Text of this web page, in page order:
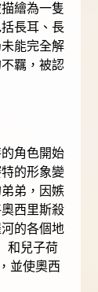
繪為一隻
長耳、長
能完全解
羈，被認
角色開始
的形象變
弟，因嫉
西里斯殺
的各個地
和兒子荷
並使奧西